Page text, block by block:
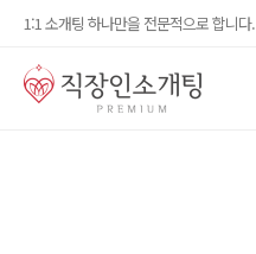
1:1 소개팅 하나만을 전문적으로 합니다.